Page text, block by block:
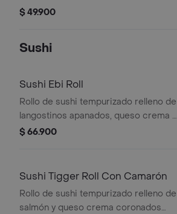
agridulce.
$ 49.900
Sushi
Sushi Ebi Roll
Rollo de sushi tempurizado relleno de
langostinos apanados, queso crema y
aguacate coronado con una deliciosa
$ 66.900
Sushi Tigger Roll Con Camarón
Rollo de sushi tempurizado relleno de
salmón y queso crema coronados